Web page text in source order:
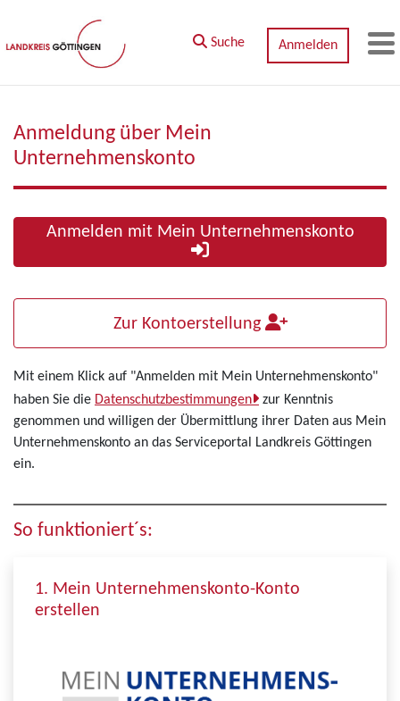
Zum Hauptinhalt springen
Suche Anmelden
Anmeldung über Mein
Unternehmenskonto
Anmelden mit Mein Unternehmenskonto
Zur Kontoerstellung
Mit einem Klick auf "Anmelden mit Mein Unternehmenskonto"
haben Sie die Datenschutzbestimmungen
zur Kenntnis
genommen und willigen der Übermittlung ihrer Daten aus Mein
Unternehmenskonto an das Serviceportal Landkreis Göttingen
ein.
So funktioniert´s:
1. Mein Unternehmenskonto-Konto
erstellen